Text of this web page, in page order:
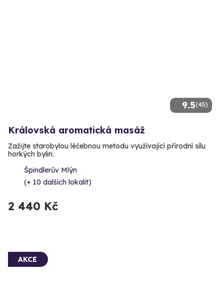
9.5(45)
Královská aromatická masáž
Zažijte starobylou léčebnou metodu využívající přírodní sílu
horkých bylin.
Špindlerův Mlýn
(+ 10 dalších lokalit)
2 440 Kč
AKCE